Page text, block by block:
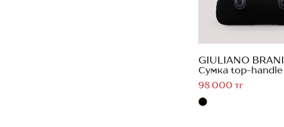
GIULIANO BRANI
Сумка top-handle
98 000 тг